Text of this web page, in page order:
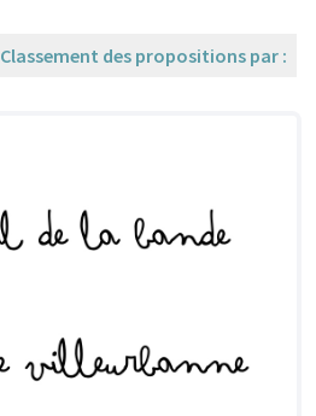
Classement des propositions par :